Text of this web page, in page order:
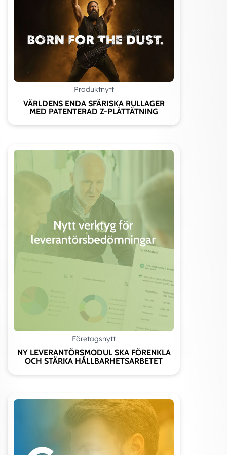
Produktnytt
VÄRLDENS ENDA SFÄRISKA RULLAGER
MED PATENTERAD Z-PLÅTTÄTNING
Företagsnytt
NY LEVERANTÖRSMODUL SKA FÖRENKLA
OCH STÄRKA HÅLLBARHETSARBETET